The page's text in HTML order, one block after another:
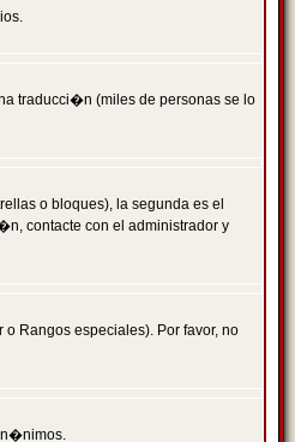
traducci�n (miles de personas se lo
o bloques), la segunda es el
contacte con el administrador y
Rangos especiales). Por favor, no